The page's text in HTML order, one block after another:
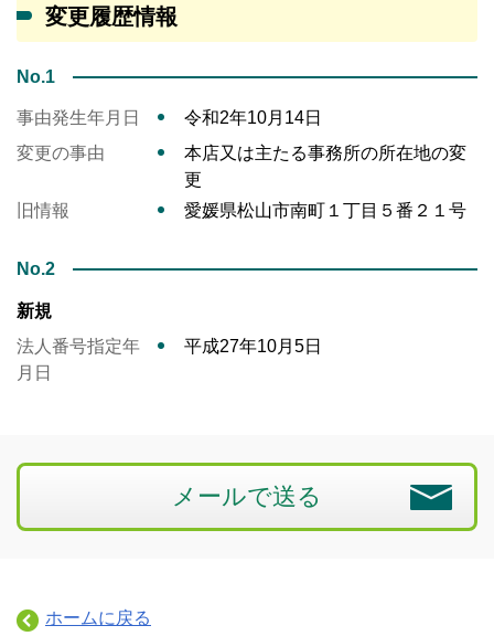
変更履歴情報
No.1
事由発生年月日
令和2年10月14日
変更の事由
本店又は主たる事務所の所在地の変
更
旧情報
愛媛県松山市南町１丁目５番２１号
No.2
新規
法人番号指定年
月日
平成27年10月5日
メールで送る
ホームに戻る